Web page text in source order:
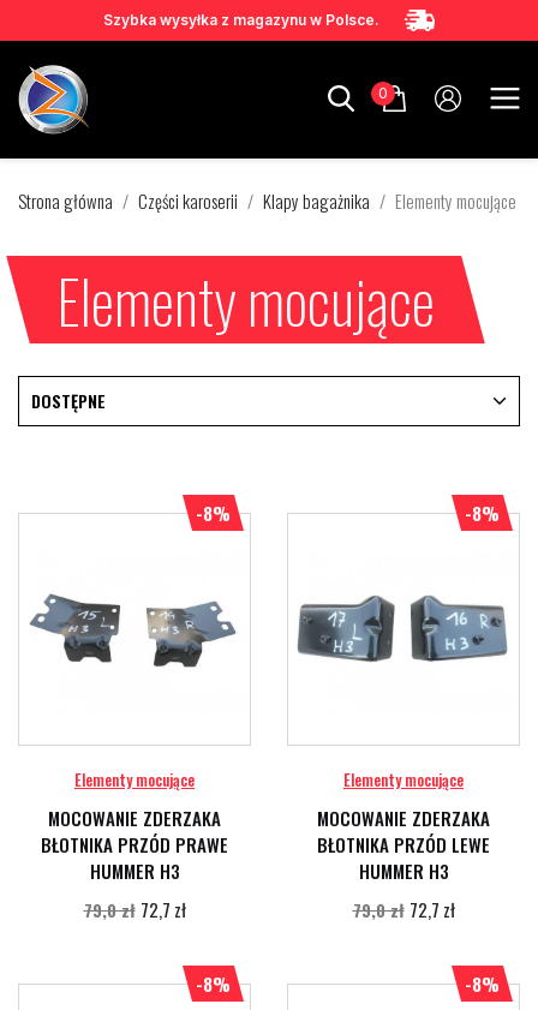
Szybka wysyłka z magazynu w Polsce.
0
Strona główna Części karoserii Klapy bagażnika Elementy mocujące
Elementy mocujące
DOSTĘPNE
Elementy mocujące
MOCOWANIE ZDERZAKA
BŁOTNIKA PRZÓD PRAWE
HUMMER H3
79,0 zł 72,7 zł
-8%
Elementy mocujące
MOCOWANIE ZDERZAKA
BŁOTNIKA PRZÓD LEWE
HUMMER H3
79,0 zł 72,7 zł
-8%
-8% -8%